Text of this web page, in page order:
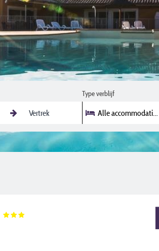
Type verblijf
Alle accommodaties